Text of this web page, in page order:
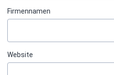
Firmennamen
Website